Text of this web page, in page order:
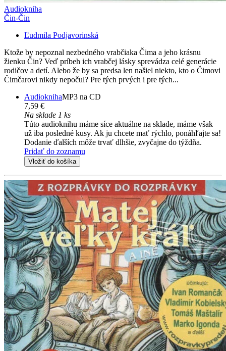
Audiokniha
Čin-Čin
Ľudmila Podjavorinská
Ktože by nepoznal nezbedného vrabčiaka Čima a jeho krásnu
žienku Čin? Veď príbeh ich vrabčej lásky sprevádza celé generácie
rodičov a detí. Alebo že by sa predsa len našiel niekto, kto o Čimovi
Čimčarovi nikdy nepočul? Pre tých prvých i pre tých...
AudioknihaMP3 na CD
7,59 €
Na sklade 1 ks
Túto audioknihu máme síce aktuálne na sklade, máme však
už iba posledné kusy. Ak ju chcete mať rýchlo, ponáhľajte sa!
Dodanie ďalších môže trvať dlhšie, zvyčajne do týždňa.
Pridať do zoznamu
Vložiť do košíka